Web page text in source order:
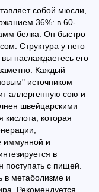
собой мюсли,
36%: в 60-
белка. Он быстро
Структура у него
наслаждаетесь его
Каждый
источником
аллергенную сою и
швейцарскими
которая
иммунной и
в
поступать с пищей.
в метаболизме и
Рекомендуется